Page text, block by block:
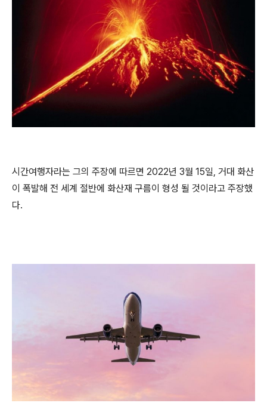
시간여행자라는 그의 주장에 따르면 2022년 3월 15일, 거대 화산
이 폭발해 전 세계 절반에 화산재 구름이 형성 될 것이라고 주장했
다.